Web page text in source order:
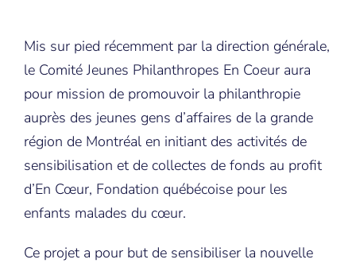
Mis sur pied récemment par la direction générale,
le Comité Jeunes Philanthropes En Coeur aura
pour mission de promouvoir la philanthropie
auprès des jeunes gens d’affaires de la grande
région de Montréal en initiant des activités de
sensibilisation et de collectes de fonds au profit
d’En Cœur, Fondation québécoise pour les
enfants malades du cœur.
Ce projet a pour but de sensibiliser la nouvelle